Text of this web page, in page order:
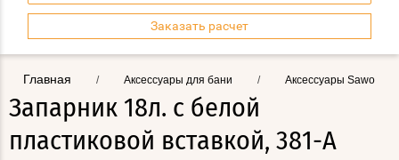
Заказать расчет
Главная / Аксессуары для бани / Аксессуары Sawo
Запарник 18л. с белой
пластиковой вставкой, 381-А